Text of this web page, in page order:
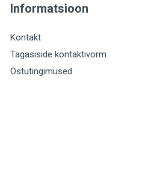
Informatsioon
Kontakt
Tagasiside kontaktivorm
Ostutingimused